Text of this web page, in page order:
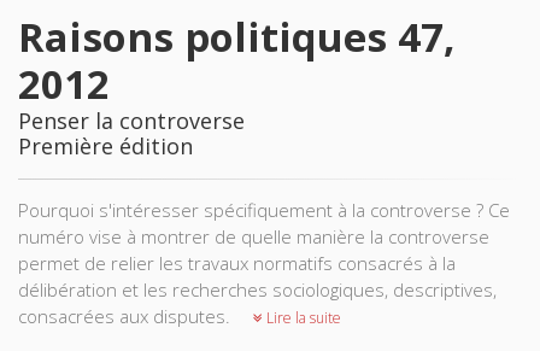
Raisons politiques 47,
2012
Penser la controverse
Première édition
Pourquoi s'intéresser spécifiquement à la controverse ? Ce
numéro vise à montrer de quelle manière la controverse
permet de relier les travaux normatifs consacrés à la
délibération et les recherches sociologiques, descriptives,
consacrées aux disputes.
Lire la suite